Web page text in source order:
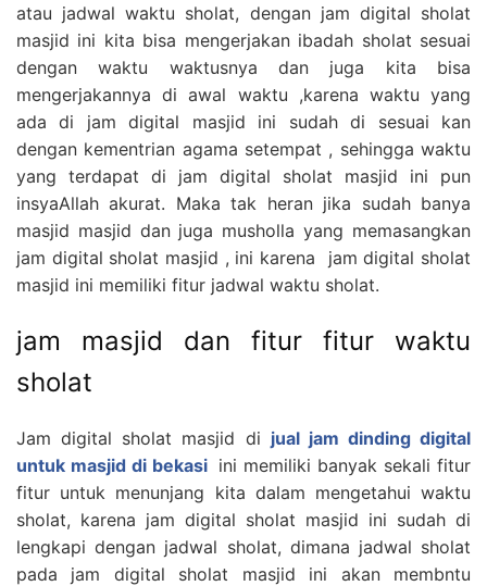
atau jadwal waktu sholat, dengan jam digital sholat
masjid ini kita bisa mengerjakan ibadah sholat sesuai
dengan waktu waktusnya dan juga kita bisa
mengerjakannya di awal waktu ,karena waktu yang
ada di jam digital masjid ini sudah di sesuai kan
dengan kementrian agama setempat , sehingga waktu
yang terdapat di jam digital sholat masjid ini pun
insyaAllah akurat. Maka tak heran jika sudah banya
masjid masjid dan juga musholla yang memasangkan
jam digital sholat masjid , ini karena jam digital sholat
masjid ini memiliki fitur jadwal waktu sholat.
jam masjid dan fitur fitur waktu
sholat
Jam digital sholat masjid di jual jam dinding digital
untuk masjid di bekasi ini memiliki banyak sekali fitur
fitur untuk menunjang kita dalam mengetahui waktu
sholat, karena jam digital sholat masjid ini sudah di
lengkapi dengan jadwal sholat, dimana jadwal sholat
pada jam digital sholat masjid ini akan membntu